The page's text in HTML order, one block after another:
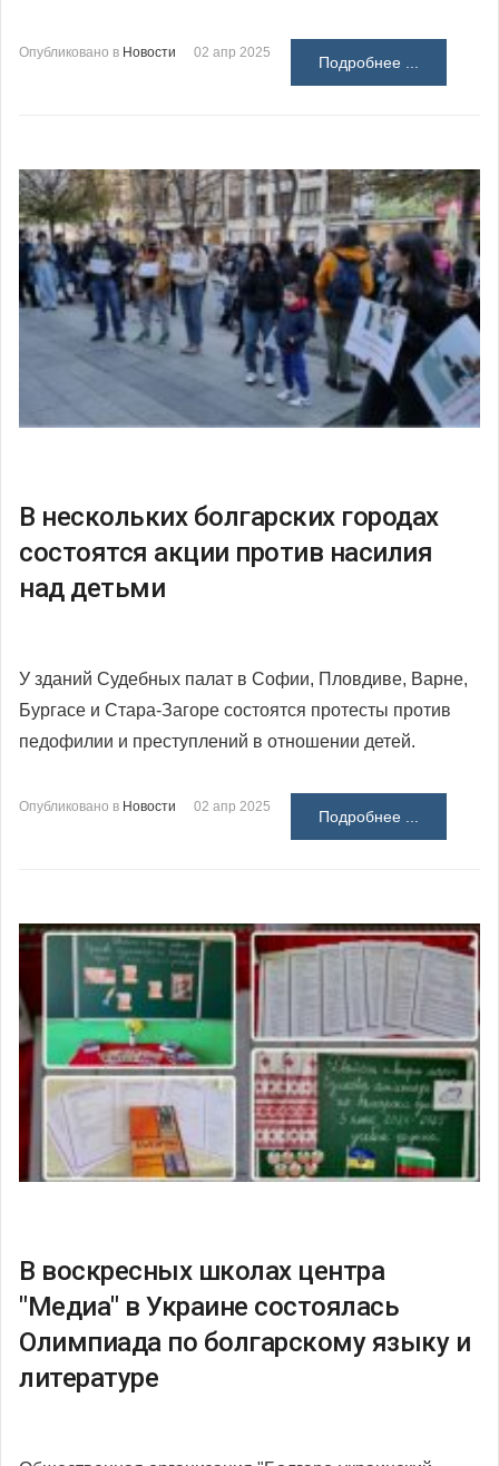
Опубликовано в Новости 02 апр 2025
Подробнее ...
В нескольких болгарских городах
состоятся акции против насилия
над детьми
У зданий Судебных палат в Софии, Пловдиве, Варне,
Бургасе и Стара-Загоре состоятся протесты против
педофилии и преступлений в отношении детей.
Опубликовано в Новости 02 апр 2025
Подробнее ...
В воскресных школах центра
"Медиа" в Украине состоялась
Олимпиада по болгарскому языку и
литературе